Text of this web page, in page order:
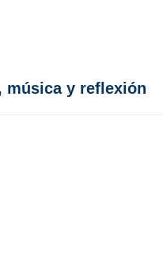
música y reflexión